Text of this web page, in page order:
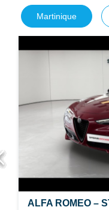
Martinique
ALFA ROMEO –